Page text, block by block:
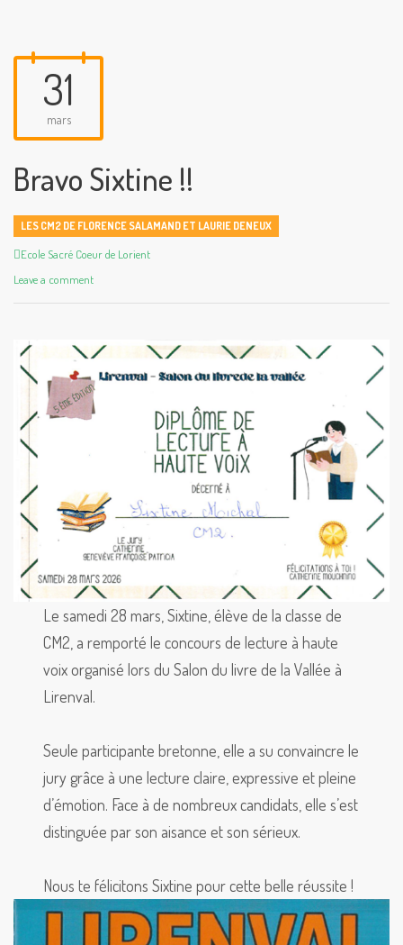
31
mars
Bravo Sixtine !!
LES CM2 DE FLORENCE SALAMAND ET LAURIE DENEUX
Author
Ecole Sacré Coeur de Lorient
Leave a comment
Le samedi 28 mars, Sixtine, élève de la classe de
CM2, a remporté le concours de lecture à haute
voix organisé lors du Salon du livre de la Vallée à
Lirenval.
Seule participante bretonne, elle a su convaincre le
jury grâce à une lecture claire, expressive et pleine
d’émotion. Face à de nombreux candidats, elle s’est
distinguée par son aisance et son sérieux.
Nous te félicitons Sixtine pour cette belle réussite !